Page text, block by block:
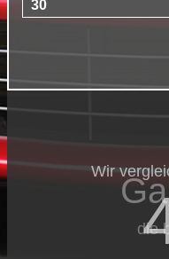
Wir
die